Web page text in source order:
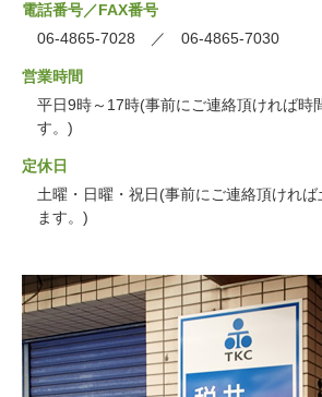
電話番号／FAX番号
06-4865-7028 ／ 06-4865-7030
営業時間
平日9時～17時(事前にご連絡頂ければ時
す。)
定休日
土曜・日曜・祝日(事前にご連絡頂ければ
ます。)